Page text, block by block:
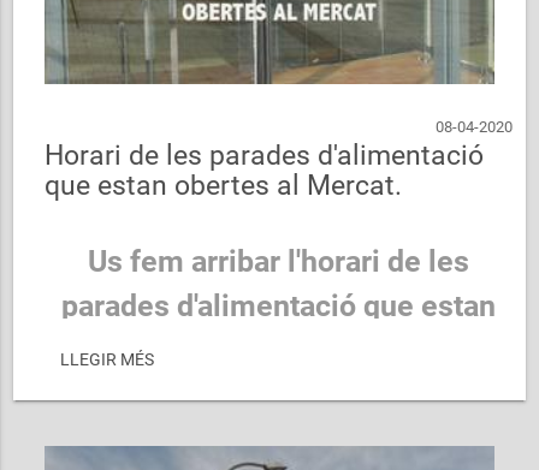
08-04-2020
Horari de les parades d'alimentació
que estan obertes al Mercat.
Us fem arribar l'horari de les
parades d'alimentació que estan
Cuideu-vos!
LLEGIR MÉS